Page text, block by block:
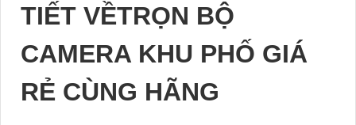
TIẾT VỀTRỌN BỘ
CAMERA KHU PHỐ GIÁ
RẺ CÙNG HÃNG